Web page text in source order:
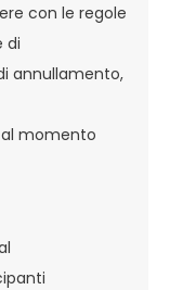
con le regole
di
annullamento,
momento